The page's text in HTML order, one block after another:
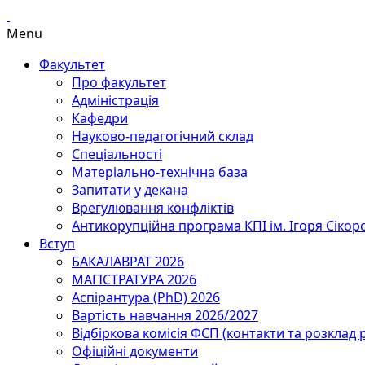
Menu
Факультет
Про факультет
Адміністрація
Кафедри
Науково-педагогічний склад
Спеціальності
Матеріально-технічна база
Запитати у декана
Врегулювання конфліктів
Антикорупційна програма КПІ ім. Ігоря
Вступ
БАКАЛАВРАТ 2026
МАГІСТРАТУРА 2026
Аспірантура (PhD) 2026
Вартість навчання 2026/2027
Відбіркова комісія ФСП (контакти та розклад
Офіційні документи